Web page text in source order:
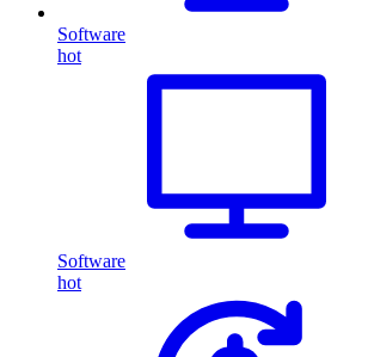
Software
hot
Software
hot